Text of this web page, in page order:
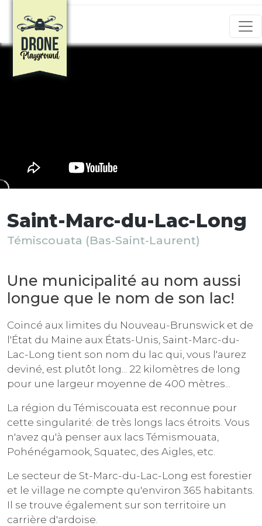
Aller au contenu principal
Saint-Marc-du-Lac-Long
Témiscouata (Bas-Saint-Laurent)
Une municipalité au nom aussi
longue que le nom de son lac!
Coincé aux limites du Nouveau-Brunswick et de
l'État du Maine aux États-Unis, Saint-Marc-du-
Lac-Long tient son nom du lac qui, vous l'aurez
deviné, est plutôt long... 22 kilomètres de long
pour une largeur moyenne de 400 mètres...
La région du Témiscouata est reconnue pour
cette singularité: de très longs lacs étroits. Vous
n'avez qu'à penser aux lacs Témismouata,
Pohénégamook, Squatec, des Aigles, etc.
Le secteur de St-Marc-du-Lac-Long est forestier
et le village ne compte qu'environ 365 habitants.
Il se trouve également sur son territoire un
carrière d'ardoise.